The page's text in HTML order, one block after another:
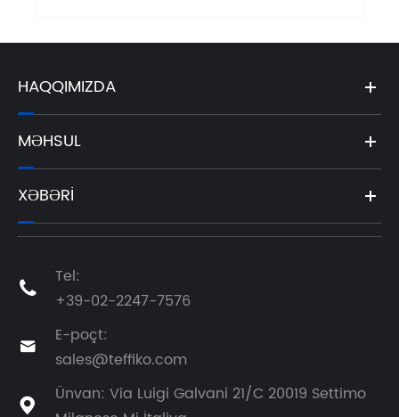
HAQQIMIZDA
MƏHSUL
XƏBƏRI

Tel:
+39-02-2247-7576

E-poçt:
sales@teffiko.com

Ünvan: Via Luigi Galvani 21/C 20019 Settimo